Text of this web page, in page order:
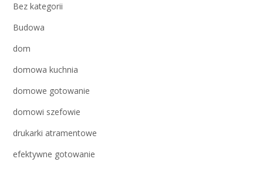
Bez kategorii
Budowa
dom
domowa kuchnia
domowe gotowanie
domowi szefowie
drukarki atramentowe
efektywne gotowanie